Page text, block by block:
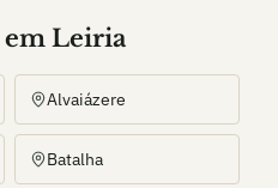
em Leiria
Alvaiázere
Batalha